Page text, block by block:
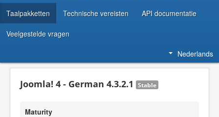
Taalpakketten Technische vereisten API documentatie
Veelgestelde vragen
Nederlands
Joomla! 4 - German 4.3.2.1 Stable
Maturity